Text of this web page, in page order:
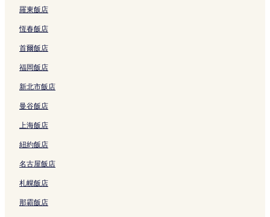
a
n
g
的
結
t
的
連
結
羅東飯店
恆春飯店
首爾飯店
福岡飯店
新北市飯店
曼谷飯店
上海飯店
紐約飯店
名古屋飯店
札幌飯店
那霸飯店